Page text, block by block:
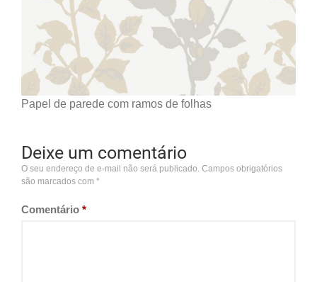
Papel de parede com ramos de folhas
Deixe um comentário
O seu endereço de e-mail não será publicado. Campos obrigatórios
são marcados com *
Comentário *